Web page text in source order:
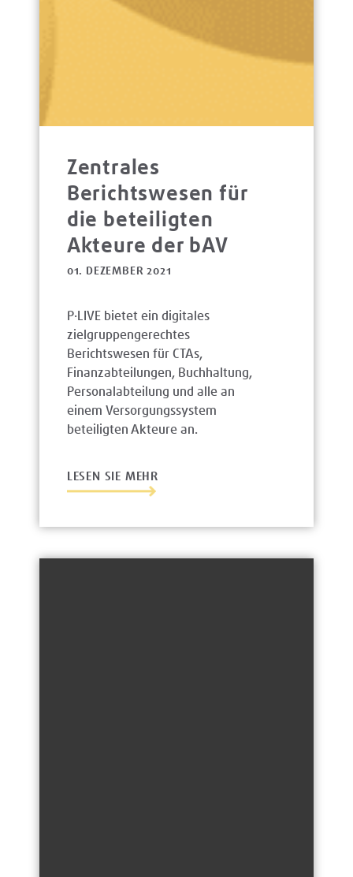
Zentrales
Berichtswesen für
die beteiligten
Akteure der bAV
01. DEZEMBER 2021
P·LIVE bietet ein digitales
zielgruppengerechtes
Berichtswesen für CTAs,
Finanzabteilungen, Buchhaltung,
Personalabteilung und alle an
einem Versorgungssystem
beteiligten Akteure an.
LESEN SIE MEHR